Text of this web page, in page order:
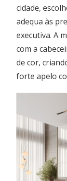
cidade,
adequa às
executiva. A
com a
de cor,
forte apelo